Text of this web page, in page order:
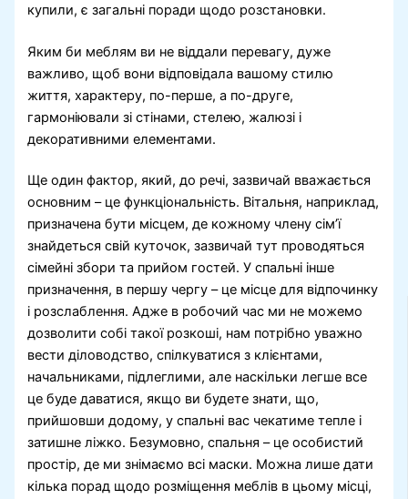
купили, є загальні поради щодо розстановки.
Яким би меблям ви не віддали перевагу, дуже
важливо, щоб вони відповідала вашому стилю
життя, характеру, по-перше, а по-друге,
гармоніювали зі стінами, стелею, жалюзі і
декоративними елементами.
Ще один фактор, який, до речі, зазвичай вважається
основним – це функціональність. Вітальня, наприклад,
призначена бути місцем, де кожному члену сім’ї
знайдеться свій куточок, зазвичай тут проводяться
сімейні збори та прийом гостей. У спальні інше
призначення, в першу чергу – це місце для відпочинку
і розслаблення. Адже в робочий час ми не можемо
дозволити собі такої розкоші, нам потрібно уважно
вести діловодство, спілкуватися з клієнтами,
начальниками, підлеглими, але наскільки легше все
це буде даватися, якщо ви будете знати, що,
прийшовши додому, у спальні вас чекатиме тепле і
затишне ліжко. Безумовно, спальня – це особистий
простір, де ми знімаємо всі маски. Можна лише дати
кілька порад щодо розміщення меблів в цьому місці,